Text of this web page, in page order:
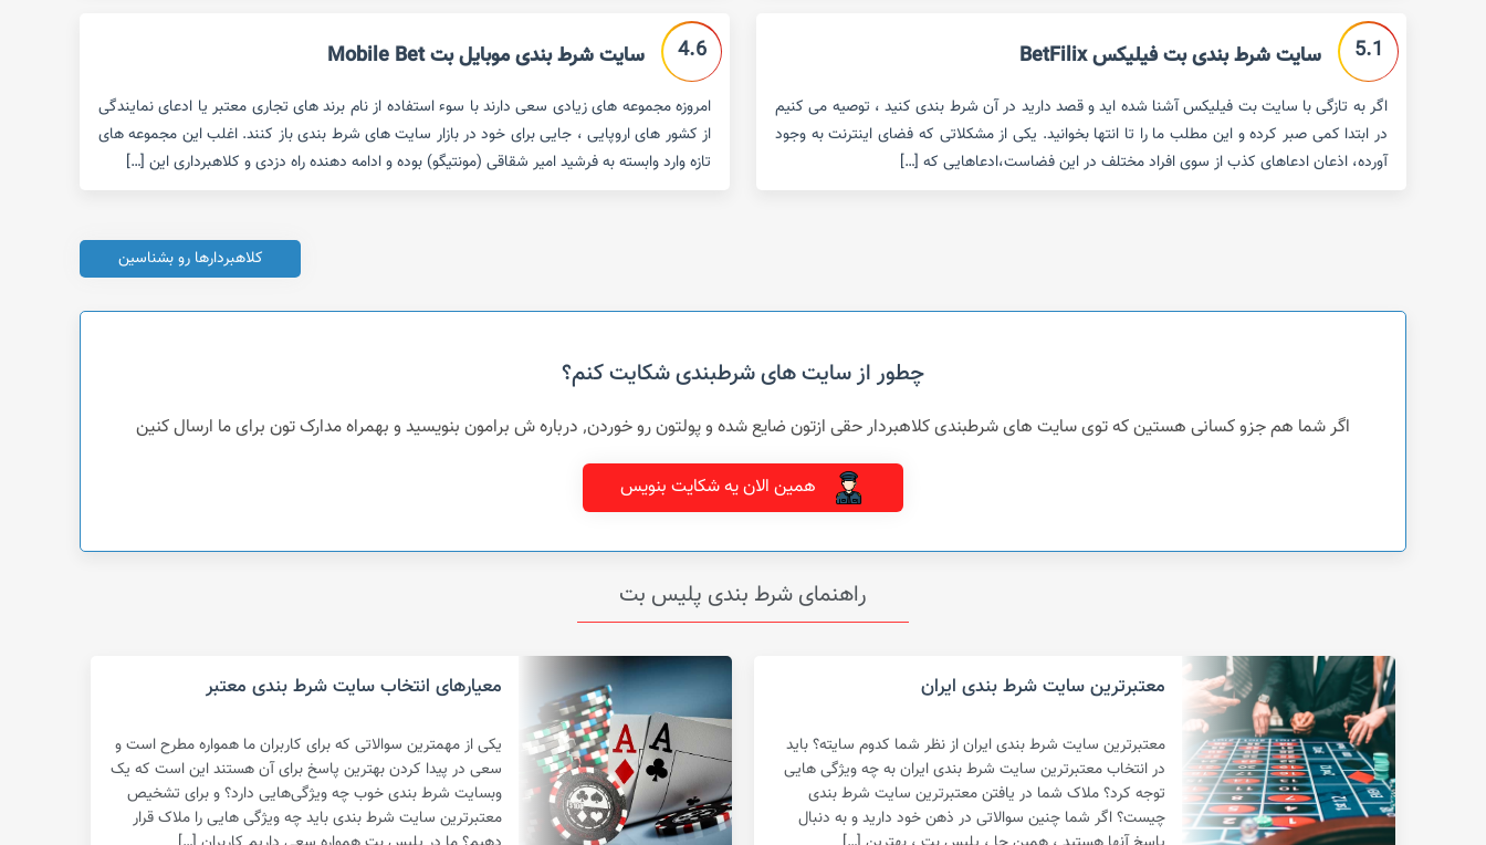
5.1 سایت شرط بندی بت فیلیکس BetFilix
اگر به تازگی با سایت بت فیلیکس آشنا شده اید و قصد دارید در آن شرط بندی کنید ، توصیه می کنیم
در ابتدا کمی صبر کرده و این مطلب ما را تا انتها بخوانید. یکی از مشکلاتی که فضای اینترنت به وجود
آورده، اذعان ادعاهای کذب از سوی افراد مختلف در این فضاست،ادعاهایی که […]
4.6 سایت شرط بندی موبایل بت Mobile Bet
امروزه مجموعه های زیادی سعی دارند با سوء استفاده از نام برند های تجاری معتبر یا ادعای نمایندگی
از کشور های اروپایی ، جایی برای خود در بازار سایت های شرط بندی باز کنند. اغلب این مجموعه های
تازه وارد وابسته به فرشید امیر شقاقی (مونتیگو) بوده و ادامه دهنده راه دزدی و کلاهبرداری این […]
کلاهبردارها رو بشناسین
چطور از سایت های شرطبندی شکایت کنم؟
اگر شما هم جزو کسانی هستین که توی سایت های شرطبندی کلاهبردار حقی ازتون ضایع شده و پولتون رو خوردن٬ درباره ش برامون بنویسید و بهمراه مدارک تون برای ما ارسال کنین
همین الان یه شکایت بنویس
راهنمای شرط بندی پلیس بت
معتبرترین سایت شرط بندی ایران
معتبرترین سایت شرط بندی ایران از نظر شما کدوم سایته؟ باید
در انتخاب معتبرترین سایت شرط بندی ایران به چه ویژگی هایی
توجه کرد؟ ملاک شما در یافتن معتبرترین سایت شرط بندی
چیست؟ اگر شما چنین سوالاتی در ذهن خود دارید و به دنبال
معیارهای انتخاب سایت شرط بندی معتبر
یکی از مهمترین سوالاتی که برای کاربران ما همواره مطرح است و
سعی در پیدا کردن بهترین پاسخ برای آن هستند این است که یک
وبسایت شرط بندی خوب چه ویژگی‌هایی دارد؟ و برای تشخیص
معتبرترین سایت شرط بندی باید چه ویژگی هایی را ملاک قرار